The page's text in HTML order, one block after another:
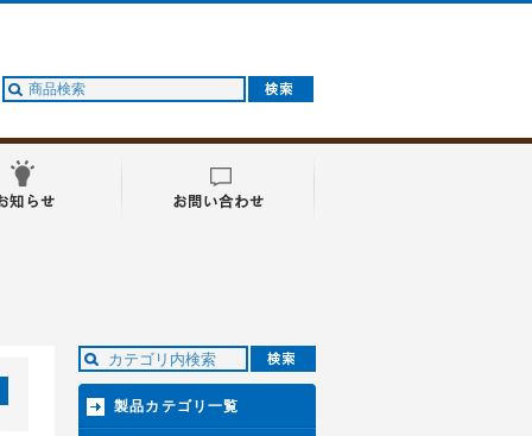
製品カテゴリ一覧